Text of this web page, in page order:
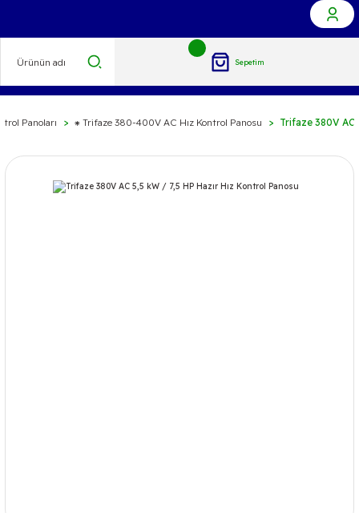
Sepetim
Panoları ⁕ Trifaze 380-400V AC Hız Kontrol Panosu Trifaze 380V AC